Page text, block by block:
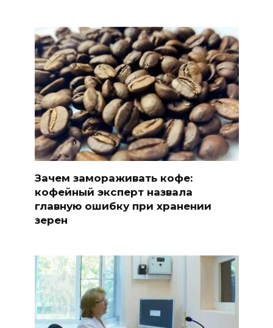
Зачем замораживать кофе:
кофейный эксперт назвала
главную ошибку при хранении
зерен